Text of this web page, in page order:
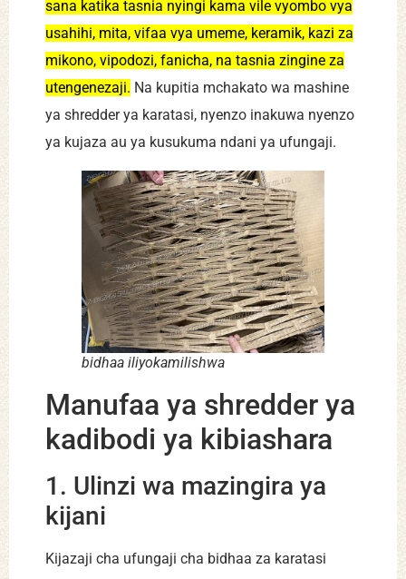
sana katika tasnia nyingi kama vile vyombo vya
usahihi, mita, vifaa vya umeme, keramik, kazi za
mikono, vipodozi, fanicha, na tasnia zingine za
utengenezaji. Na kupitia mchakato wa mashine
ya shredder ya karatasi, nyenzo inakuwa nyenzo
ya kujaza au ya kusukuma ndani ya ufungaji.
bidhaa iliyokamilishwa
Manufaa ya shredder ya
kadibodi ya kibiashara
1. Ulinzi wa mazingira ya
kijani
Kijazaji cha ufungaji cha bidhaa za karatasi